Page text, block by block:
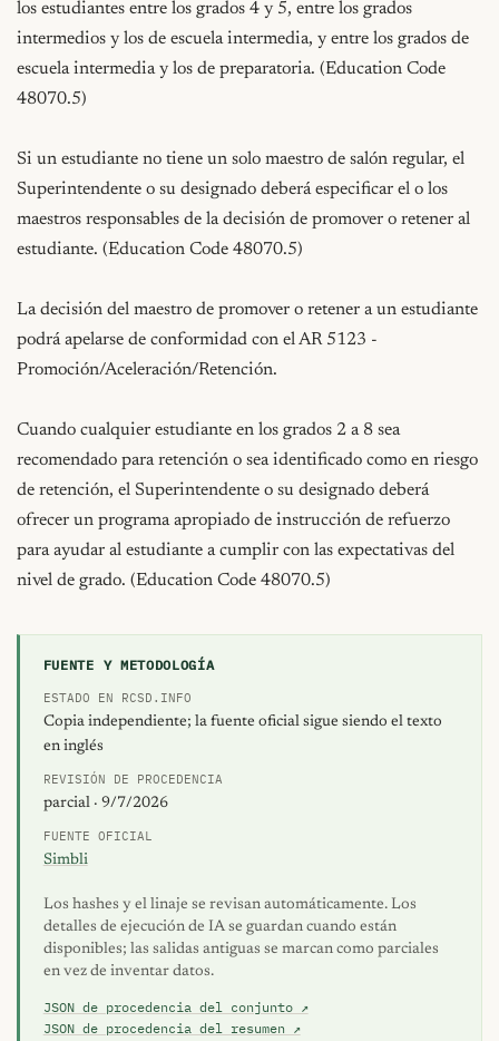
los estudiantes entre los grados 4 y 5, entre los grados
intermedios y los de escuela intermedia, y entre los grados de
escuela intermedia y los de preparatoria. (Education Code
48070.5)
Si un estudiante no tiene un solo maestro de salón regular, el
Superintendente o su designado deberá especificar el o los
maestros responsables de la decisión de promover o retener al
estudiante. (Education Code 48070.5)
La decisión del maestro de promover o retener a un estudiante
podrá apelarse de conformidad con el AR 5123 -
Promoción/Aceleración/Retención.
Cuando cualquier estudiante en los grados 2 a 8 sea
recomendado para retención o sea identificado como en riesgo
de retención, el Superintendente o su designado deberá
ofrecer un programa apropiado de instrucción de refuerzo
para ayudar al estudiante a cumplir con las expectativas del
nivel de grado. (Education Code 48070.5)
FUENTE Y METODOLOGÍA
ESTADO EN RCSD.INFO
Copia independiente; la fuente oficial sigue siendo el texto
en inglés
REVISIÓN DE PROCEDENCIA
parcial · 9/7/2026
FUENTE OFICIAL
Simbli
Los hashes y el linaje se revisan automáticamente. Los
detalles de ejecución de IA se guardan cuando están
disponibles; las salidas antiguas se marcan como parciales
en vez de inventar datos.
JSON de procedencia del conjunto ↗
JSON de procedencia del resumen ↗